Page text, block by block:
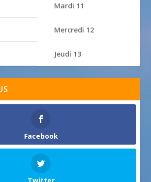
Mardi 11
Mercredi 12
Jeudi 13
Facebook
Twitter